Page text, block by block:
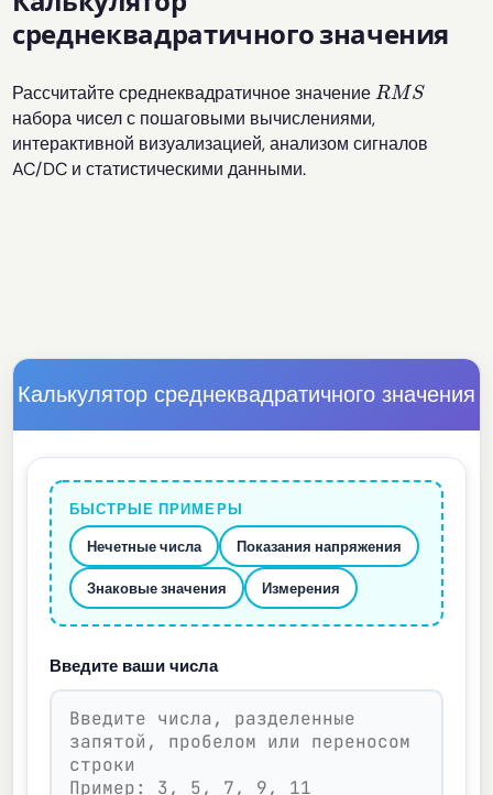
среднеквадратичного значения
Рассчитайте среднеквадратичное значениеRM S
набора чисел с пошаговыми вычислениями,
интерактивной визуализацией, анализом сигналов
AC/DC и статистическими данными.
Калькулятор среднеквадратичного значения
БЫСТРЫЕ ПРИМЕРЫ
Нечетные числа
Показания напряжения
Знаковые значения Измерения
Введите ваши числа